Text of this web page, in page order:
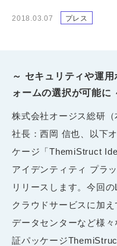
2018.03.07 プレス
～ セキュリティや運
ォームの選択が可能に
株式会社オージス総研
社長：西岡 信也、以下
ケージ「ThemiStruct
アイデンティティ プラ
リリースします。今回
クラウドサービスに加
データセンターなど様
証パッケージ